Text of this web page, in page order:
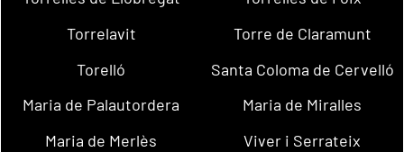
Torrelavit
Torre de Claramunt
Torelló
Santa Coloma de Cervelló
Maria de Palautordera
Maria de Miralles
Maria de Merlès
Viver i Serrateix